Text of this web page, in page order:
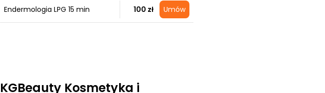
Endermologia LPG 15 min 100 zł Umów
KGBeauty Kosmetyka i